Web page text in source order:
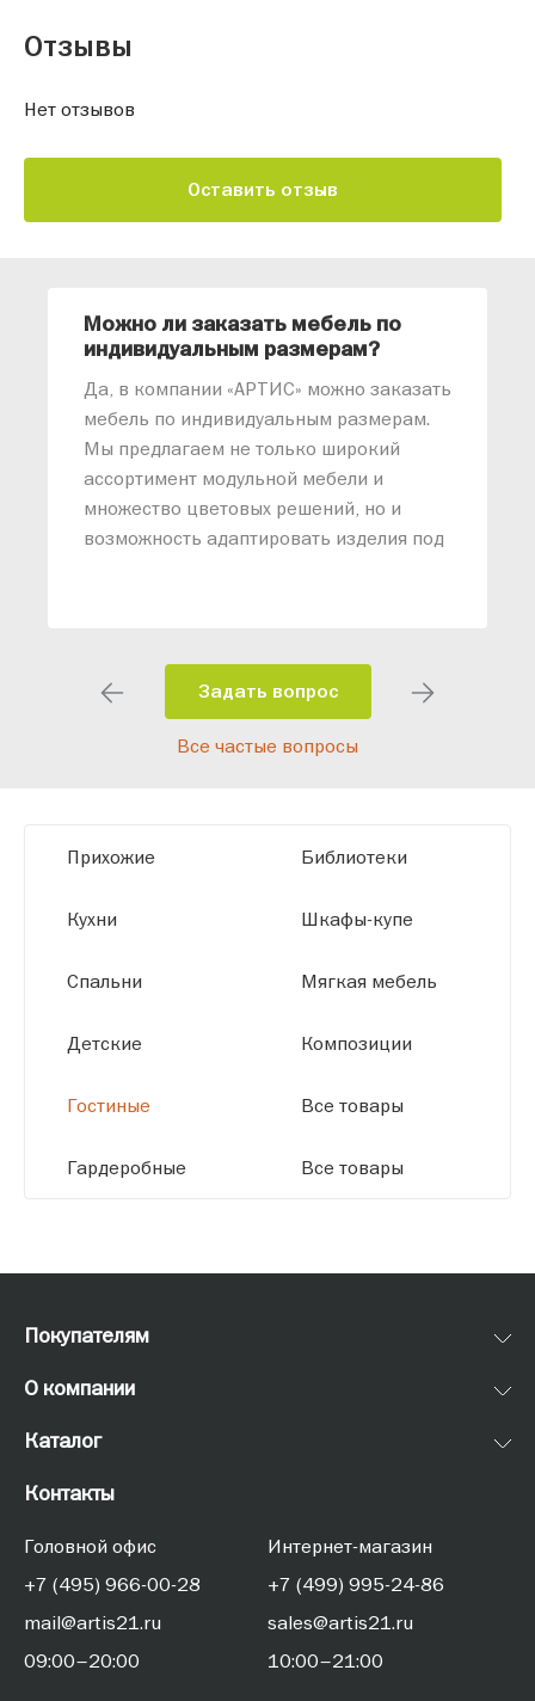
Отзывы
Нет отзывов
Оставить отзыв
Можно ли заказать мебель по
индивидуальным размерам?
Да, в компании «АРТИС» можно заказать
мебель по индивидуальным размерам.
Мы предлагаем не только широкий
ассортимент модульной мебели и
множество цветовых решений, но и
возможность адаптировать изделия под
помещения и личные пожелания.
Благодаря современному
высокотехнологичному оборудованию
размерам.
Задать вопрос
Все частые вопросы
Прихожие
Кухни
Спальни
Детские
Гостиные
Гардеробные
Библиотеки
Шкафы-купе
Мягкая мебель
Композиции
Все товары
Все товары
Покупателям
О компании
Каталог
Контакты
Головной офис
+7 (495) 966-00-28
mail@artis21.ru
09:00–20:00
Интернет-магазин
+7 (499) 995-24-86
sales@artis21.ru
10:00–21:00